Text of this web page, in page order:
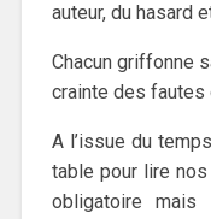
auteur, du hasard
Chacun griffonne
crainte des fautes
A l’issue du
table pour lire nos
obligatoire